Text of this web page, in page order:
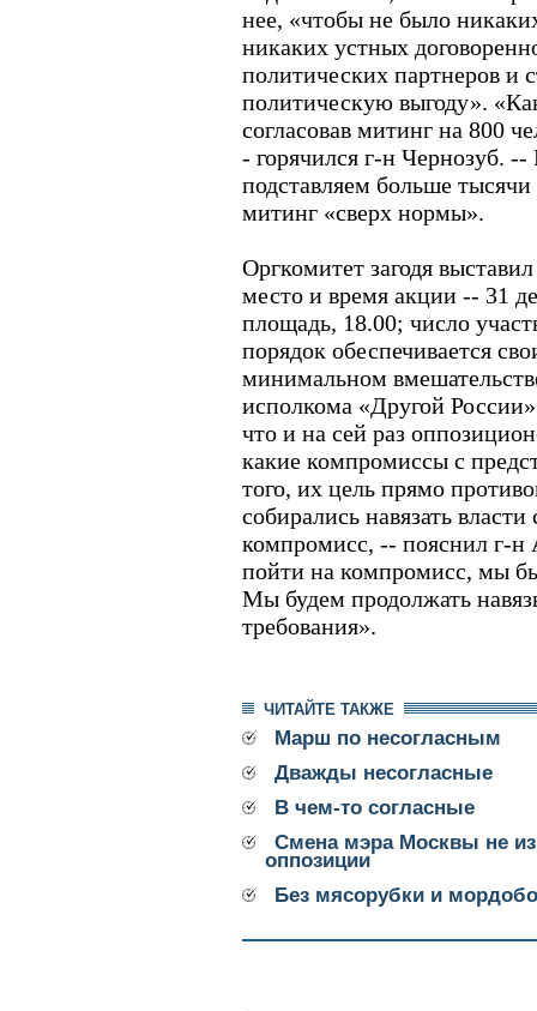
нее, «чтобы не было
никаких устных
политических партнеров
политическую выгоду».
согласовав митинг на 800
- горячился г-н Чернозуб.
подставляем больше
митинг «сверх нормы».
Оргкомитет загодя
место и время акции -- 31
площадь, 18.00; число
порядок обеспечивается
минимальном
исполкома «Другой
что и на сей раз
какие компромиссы с
того, их цель прямо
собирались навязать
компромисс, -- пояснил г-н
пойти на компромисс, мы
Мы будем продолжать
требования».
ЧИТАЙТЕ ТАКЖЕ
Марш по несогласным
Дважды несогласные
В чем-то согласные
Смена мэра Москвы не
оппозиции
Без мясорубки и